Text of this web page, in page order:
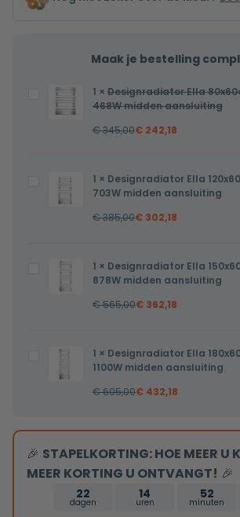
Maak je bestelling
Designradiator
Ella
80x60cm
468W
midden
aansluiting
1 × Designradiator Ella
468W midden aansluiting
€345,00€ 242,18
Designradiator
Ella
120x60cm
703W
midden
aansluiting
1 × Designradiator Ella
703W midden aansluiting
€385,00€ 302,18
Designradiator
Ella
150x60cm
878W
aansluiting
1 × Designradiator Ella
878W midden aansluiting
€565,00€ 362,18
Designradiator
Ella
180x60cm
1100W
midden
aansluiting
1 × Designradiator Ella
1100W midden aansluiting
€605,00€ 432,18
🎉 STAPELKORTING: HOE MEER U
MEER KORTING U ONTVANGT! 🎉
22
dagen
14
uren
52
minuten